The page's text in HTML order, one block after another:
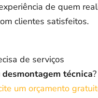
de quem
clientes satisfeitos.
de serviços
desmontagem técnica?
um orçamento